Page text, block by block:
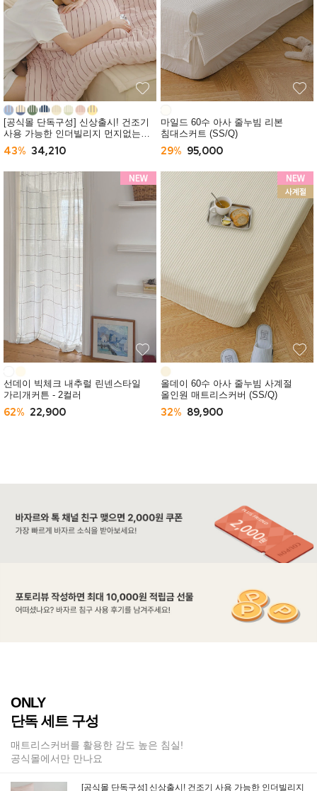
[공식몰 단독구성] 신상출시! 건조기
사용 가능한 인더빌리지 먼지없는
사계절 차렵이불 (SS/Q) -10컬러
43% 34,210
마일드 60수 아사 줄누빔 리본
침대스커트 (SS/Q)
29% 95,000
선데이 빅체크 내추럴 린넨스타일
가리개커튼 - 2컬러
62% 22,900
올데이 60수 아사 줄누빔 사계절
올인원 매트리스커버 (SS/Q)
32% 89,900
ONLY
단독 세트 구성
매트리스커버를 활용한 감도 높은 침실!
공식몰에서만 만나요
[공식몰 단독구성] 신상출시! 건조기 사용 가능한 인더빌리지